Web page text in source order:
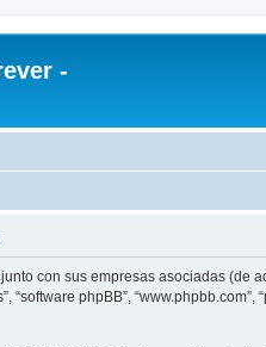
-
con sus empresas asociadas (de
“software phpBB”,